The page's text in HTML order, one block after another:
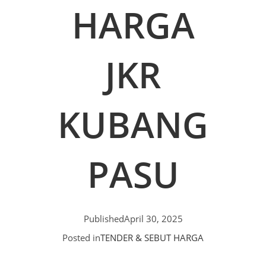
HARGA
JKR
KUBANG
PASU
PublishedApril 30, 2025
Posted inTENDER & SEBUT HARGA